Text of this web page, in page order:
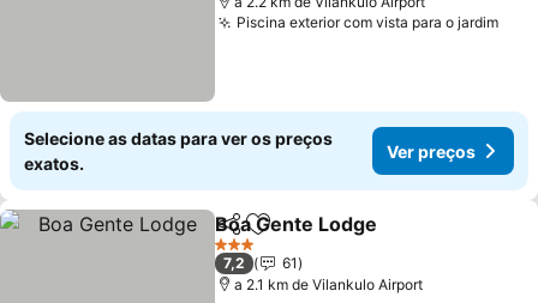
Piscina exterior com vista para o jardim
Selecione as datas para ver os preços
exatos.
Ver preços
PartilharAdicionar aos favoritos
Boa Gente Lodge
3 Estrelas
7,2
61
a 2.1 km de Vilankulo Airport